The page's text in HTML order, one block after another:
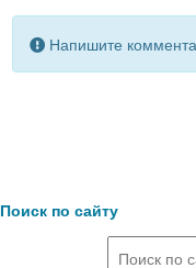
Напишите
Поиск по сайту